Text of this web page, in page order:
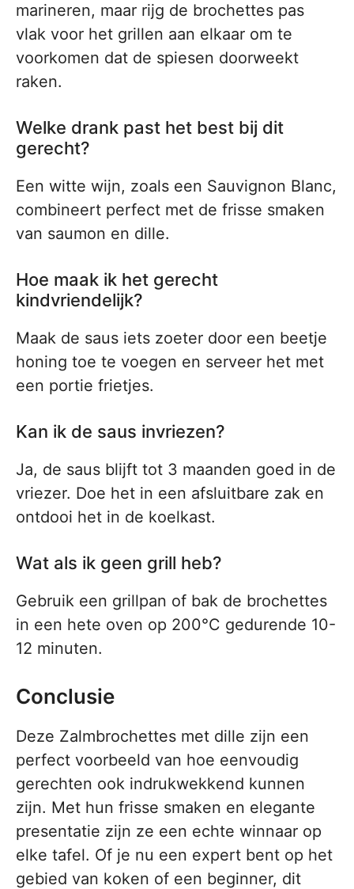
marineren, maar rijg de brochettes pas
vlak voor het grillen aan elkaar om te
voorkomen dat de spiesen doorweekt
raken.
Welke drank past het best bij dit
gerecht?
Een witte wijn, zoals een Sauvignon Blanc,
combineert perfect met de frisse smaken
van saumon en dille.
Hoe maak ik het gerecht
kindvriendelijk?
Maak de saus iets zoeter door een beetje
honing toe te voegen en serveer het met
een portie frietjes.
Kan ik de saus invriezen?
Ja, de saus blijft tot 3 maanden goed in de
vriezer. Doe het in een afsluitbare zak en
ontdooi het in de koelkast.
Wat als ik geen grill heb?
Gebruik een grillpan of bak de brochettes
in een hete oven op 200°C gedurende 10-
12 minuten.
Conclusie
Deze Zalmbrochettes met dille zijn een
perfect voorbeeld van hoe eenvoudig
gerechten ook indrukwekkend kunnen
zijn. Met hun frisse smaken en elegante
presentatie zijn ze een echte winnaar op
elke tafel. Of je nu een expert bent op het
gebied van koken of een beginner, dit